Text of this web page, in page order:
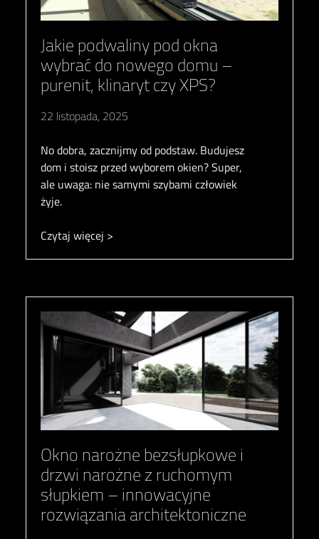
Jakie podwaliny pod okna
wybrać do nowego domu –
purenit, klinaryt czy XPS?
22 listopada, 2025
No dobra, zacznijmy od podstaw. Budujesz
dom i stoisz przed wyborem okien? Super,
ale uwaga: nie samymi szybami człowiek
żyje.
Czytaj więcej >
Okno narożne bezsłupkowe i
drzwi narożne z ruchomym
słupkiem – innowacyjne
rozwiązania architektoniczne